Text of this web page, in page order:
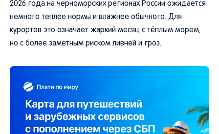
2026 года на черноморских регионах России ожидается
немного теплее нормы и влажнее обычного. Для
курортов это означает жаркий месяц с тёплым морем,
но с более заметным риском ливней и гроз.